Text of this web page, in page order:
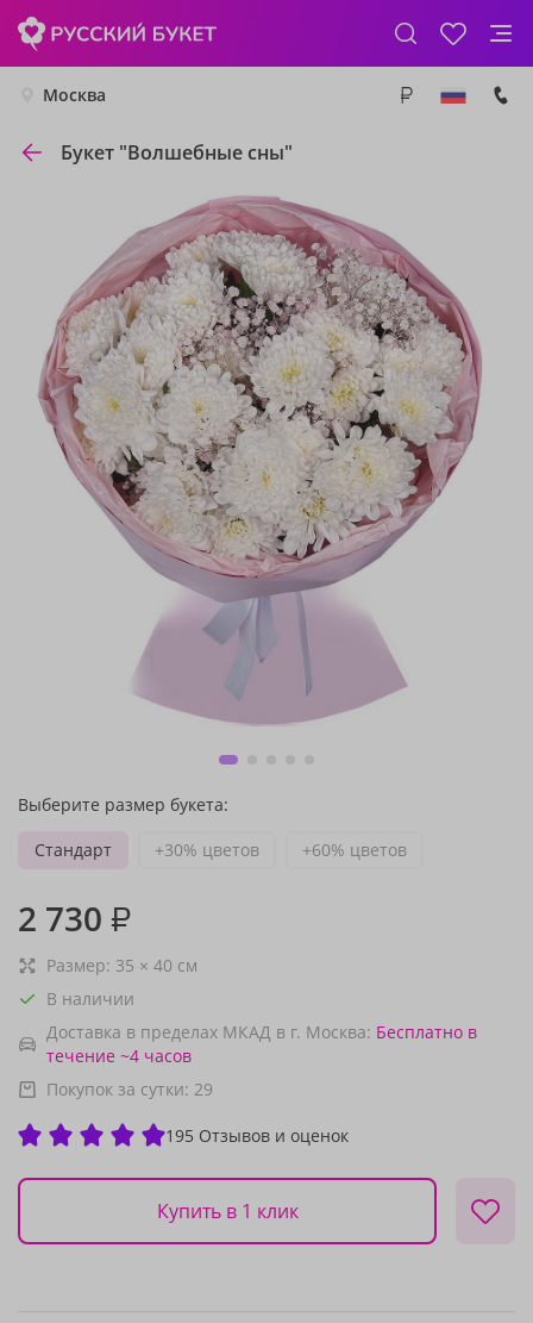
Москва
Букет "Волшебные сны"
Выберите размер букета:
Стандарт
+30% цветов +60% цветов
2 730 ₽
Размер: 35 × 40 см
В наличии
Доставка в пределах МКАД в г. Москва: Бесплатно в
течение ~4 часов
Покупок за сутки: 29
195 Отзывов и оценок
Купить в 1 клик